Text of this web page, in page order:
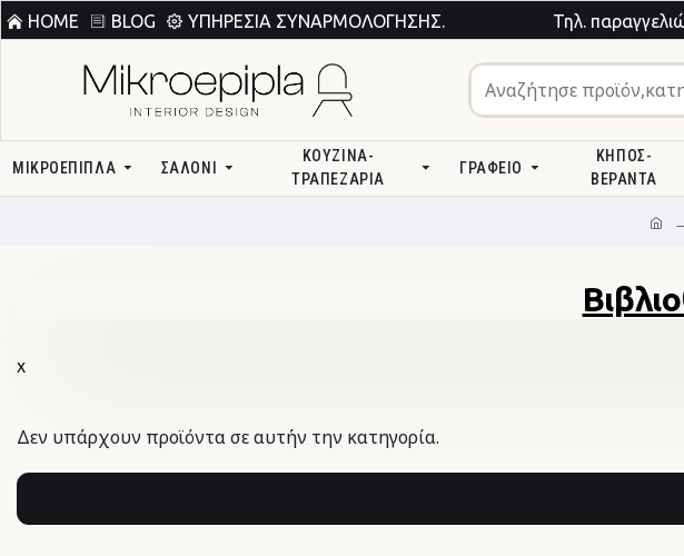
HOME BLOG ΥΠΗΡΕΣΊΑ ΣΥΝΑΡΜΟΛΌΓΗΣΗΣ. Τηλ.
ΜΙΚΡΟΕΠΙΠΛΑ ΣΑΛΌΝΙ
ΚΟΥΖΊΝΑ-
ΤΡΑΠΕΖΑΡΊΑ
ΓΡΑΦΕΊΟ
ΚΉΠΟΣ-
ΒΕΡΆΝΤΑ
χ
Δεν υπάρχουν προϊόντα σε αυτήν την κατηγορία.